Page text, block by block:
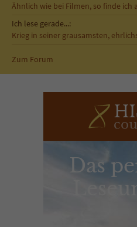
Ähnlich wie bei Filmen, so finde ich
Ich lese gerade...:
Krieg in seiner grausamsten,
Zum Forum
Das